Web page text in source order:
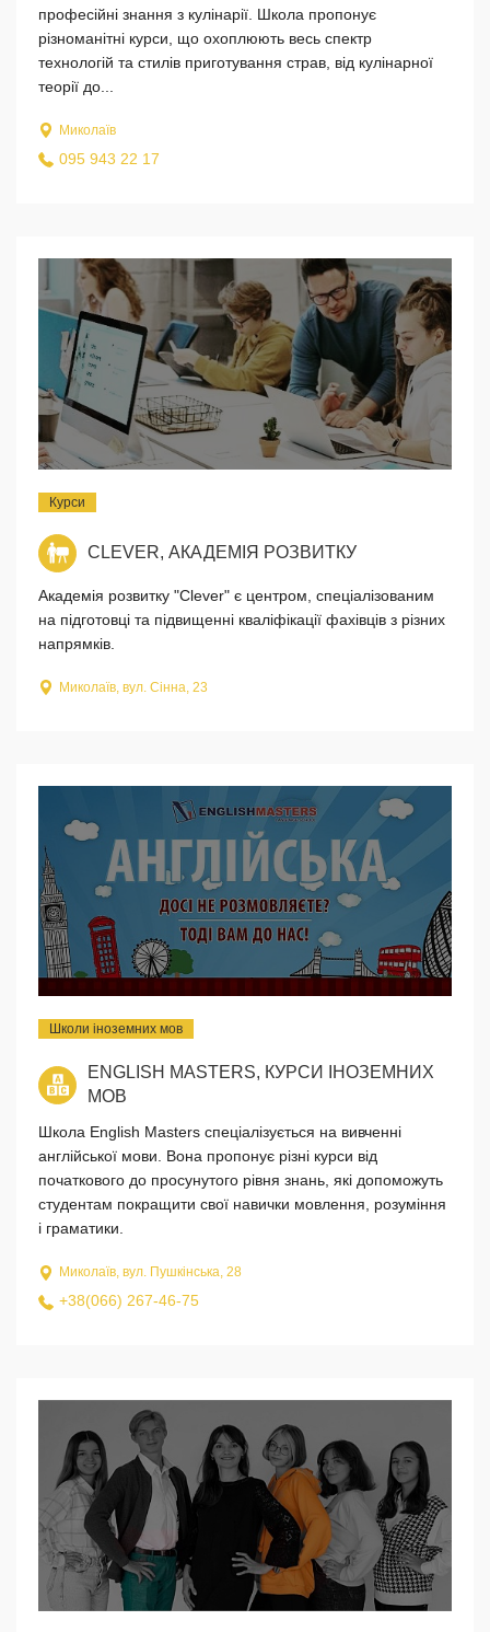
професійні знання з кулінарії. Школа пропонує
різноманітні курси, що охоплюють весь спектр
технологій та стилів приготування страв, від кулінарної
теорії до...
Миколаїв
095 943 22 17
Курси
CLEVER, АКАДЕМІЯ РОЗВИТКУ
Академія розвитку "Clever" є центром, спеціалізованим
на підготовці та підвищенні кваліфікації фахівців з різних
напрямків.
Миколаїв, вул. Сінна, 23
Школи іноземних мов
ENGLISH MASTERS, КУРСИ ІНОЗЕМНИХ
МОВ
Школа English Masters спеціалізується на вивченні
англійської мови. Вона пропонує різні курси від
початкового до просунутого рівня знань, які допоможуть
студентам покращити свої навички мовлення, розуміння
і граматики.
Миколаїв, вул. Пушкінська, 28
+38(066) 267-46-75